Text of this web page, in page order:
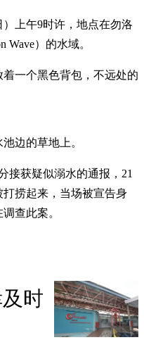
上午9时许，地点在勿洛
Wave）的水域。
一个黑色背包，不远处的
边的草地上。
接获疑似溺水的通报，21
捞起来，当场被宣告身
查此案。
时